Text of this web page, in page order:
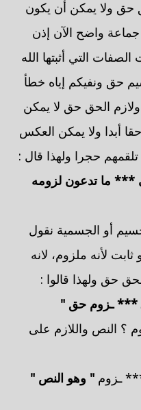
حق ولا يمكن أن يكون
جماعة واضح الآن إذن
التي أثبتها الله
حق ونفيكم إياه خطأ
ولازم الحق حق لا يمكن
أبدا ولا يمكن العكس
حجرا ولهذا قال :
*** ما تدعون لزومه
أو الجسمية نقول
لأنه ملزوم، لانه
حق ولهذا قالوا :
*** ـزوم حق "
؟ النص واللازم على
ـزوم " وهو النص "